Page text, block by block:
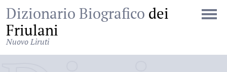
Dizionario Biografico dei
Friulani
Nuovo Liruti